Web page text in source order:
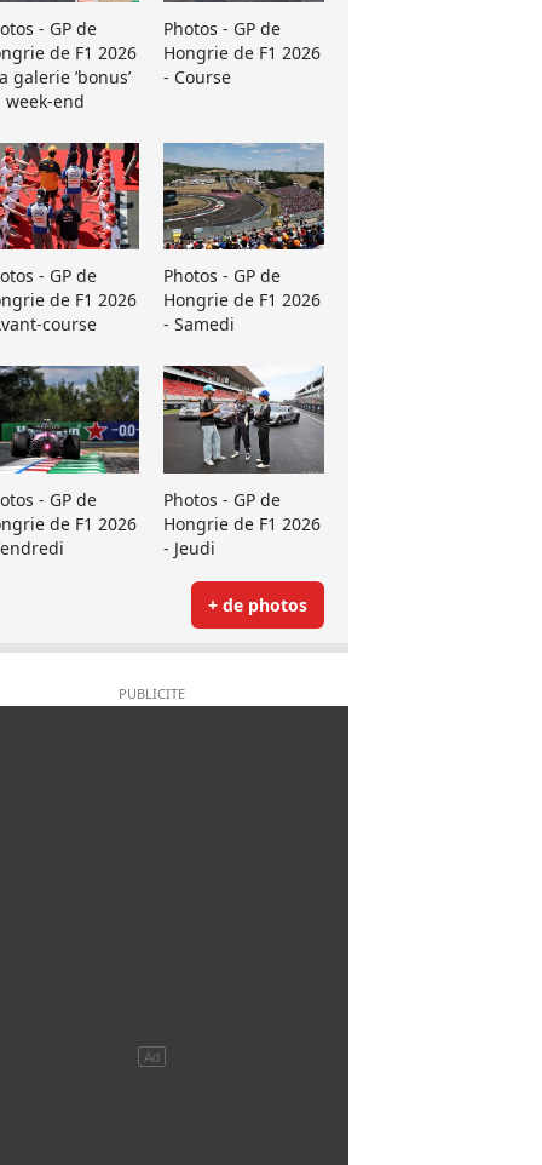
- GP de
de F1 2026
galerie ’bonus’
week-end
Photos - GP de
Hongrie de F1 2026
- Course
- GP de
de F1 2026
course
Photos - GP de
Hongrie de F1 2026
- Samedi
- GP de
de F1 2026
Photos - GP de
Hongrie de F1 2026
- Jeudi
+ de photos